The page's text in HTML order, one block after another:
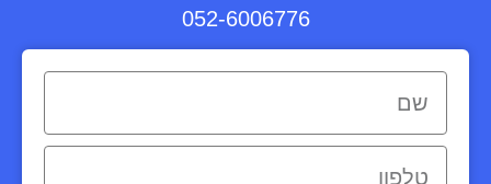
052-6006776